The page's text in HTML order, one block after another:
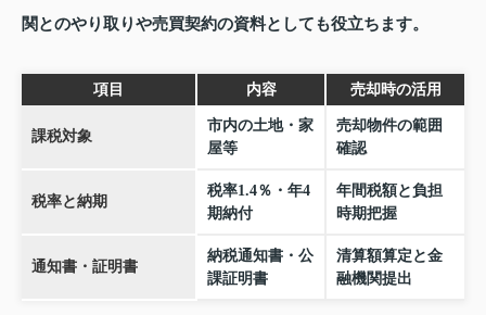
関とのやり取りや売買契約の資料としても役立ちます。
項目 内容 売却時の活用
課税対象
市内の土地・家
屋等
売却物件の範囲
確認
税率と納期
税率1.4％・年4
期納付
年間税額と負担
時期把握
通知書・証明書
納税通知書・公
課証明書
清算額算定と金
融機関提出